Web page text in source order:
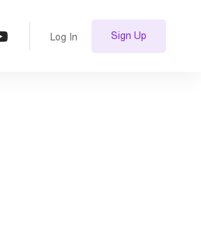
Log In Sign Up